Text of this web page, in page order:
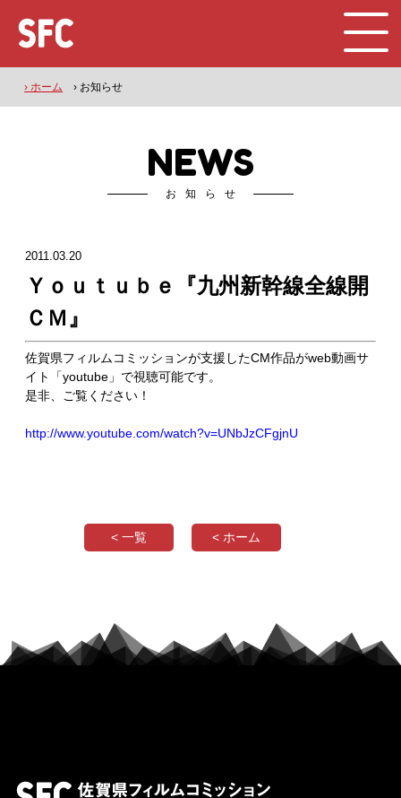
› ホーム › お知らせ
NEWS
お知らせ
2011.03.20
Ｙｏｕｔｕｂｅ『九州新幹線全線開
ＣＭ』
佐賀県フィルムコミッションが支援したCM作品がweb動画サ
イト「youtube」で視聴可能です。
是非、ご覧ください！
http://www.youtube.com/watch?v=UNbJzCFgjnU
< 一覧 < ホーム